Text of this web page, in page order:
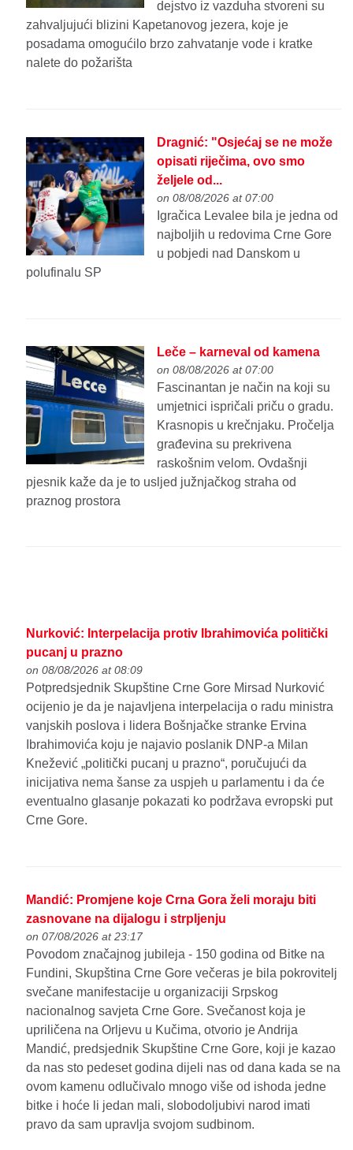
dejstvo iz vazduha stvoreni su
zahvaljujući blizini Kapetanovog jezera, koje je
posadama omogućilo brzo zahvatanje vode i kratke
nalete do požarišta
Dragnić: "Osjećaj se ne može
opisati riječima, ovo smo
željele od...
on 08/08/2026 at 07:00
Igračica Levalee bila je jedna od
najboljih u redovima Crne Gore
u pobjedi nad Danskom u
polufinalu SP
Leče – karneval od kamena
on 08/08/2026 at 07:00
Fascinantan je način na koji su
umjetnici ispričali priču o gradu.
Krasnopis u krečnjaku. Pročelja
građevina su prekrivena
raskošnim velom. Ovdašnji
pjesnik kaže da je to usljed južnjačkog straha od
praznog prostora
Nurković: Interpelacija protiv Ibrahimovića politički
pucanj u prazno
on 08/08/2026 at 08:09
Potpredsjednik Skupštine Crne Gore Mirsad Nurković
ocijenio je da je najavljena interpelacija o radu ministra
vanjskih poslova i lidera Bošnjačke stranke Ervina
Ibrahimovića koju je najavio poslanik DNP-a Milan
Knežević „politički pucanj u prazno“, poručujući da
inicijativa nema šanse za uspjeh u parlamentu i da će
eventualno glasanje pokazati ko podržava evropski put
Crne Gore.
Mandić: Promjene koje Crna Gora želi moraju biti
zasnovane na dijalogu i strpljenju
on 07/08/2026 at 23:17
Povodom značajnog jubileja - 150 godina od Bitke na
Fundini, Skupština Crne Gore večeras je bila pokrovitelj
svečane manifestacije u organizaciji Srpskog
nacionalnog savjeta Crne Gore. Svečanost koja je
upriličena na Orljevu u Kučima, otvorio je Andrija
Mandić, predsjednik Skupštine Crne Gore, koji je kazao
da nas sto pedeset godina dijeli nas od dana kada se na
ovom kamenu odlučivalo mnogo više od ishoda jedne
bitke i hoće li jedan mali, slobodoljubivi narod imati
pravo da sam upravlja svojom sudbinom.